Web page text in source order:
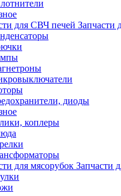
Запчасти
диоды
коплеры
Запчасти